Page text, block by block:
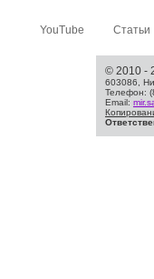
YouTube Статьи
© 2010 -
603086,
Телефон:
Email: